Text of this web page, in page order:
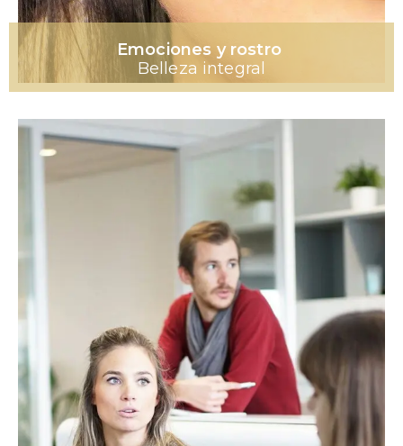
Emociones y rostro
Belleza integral